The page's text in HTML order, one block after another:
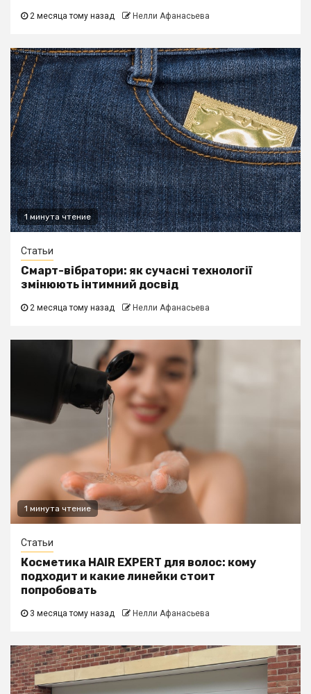
2 месяца тому назад Нелли Афанасьева
1 минута чтение
Статьи
Смарт-вібратори: як сучасні технології
змінюють інтимний досвід
2 месяца тому назад Нелли Афанасьева
1 минута чтение
Статьи
Косметика HAIR EXPERT для волос: кому
подходит и какие линейки стоит
попробовать
3 месяца тому назад Нелли Афанасьева